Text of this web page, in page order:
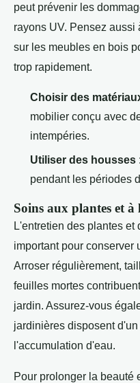
peut prévenir les
rayons UV. Pensez
sur les meubles en bois
trop rapidement.
Choisir des
mobilier conçu avec
intempéries.
Utiliser des housses
pendant les périodes
Soins aux plantes et
L'entretien des plantes et
important pour conserver
Arroser régulièrement,
feuilles mortes
jardin. Assurez-vous
jardinières disposent
l'accumulation d'eau.
Pour prolonger la beauté